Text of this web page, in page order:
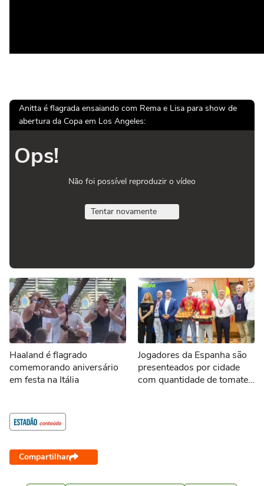
Anitta é flagrada ensaiando com Rema e Lisa para show de
abertura da Copa em Los Angeles:
Ops!
Não foi possível reproduzir o vídeo
Tentar novamente
Haaland é flagrado
comemorando aniversário
em festa na Itália
Jogadores da Espanha são
presenteados por cidade
com quantidade de tomates
Compartilhar